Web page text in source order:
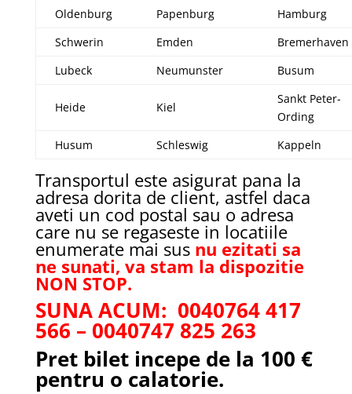
Oldenburg
Papenburg
Hamburg
Schwerin
Emden
Bremerhaven
Lubeck
Neumunster Busum
Heide Kiel
Sankt Peter-
Ording
Husum
Schleswig Kappeln
Transportul este asigurat pana la
adresa dorita de client, astfel daca
aveti un cod postal sau o adresa
care nu se regaseste in locatiile
enumerate mai sus nu ezitati sa
ne sunati, va stam la dispozitie
NON STOP.
SUNA ACUM: 0040764 417
566 – 0040747 825 263
Pret bilet incepe de la 100 €
pentru o calatorie.